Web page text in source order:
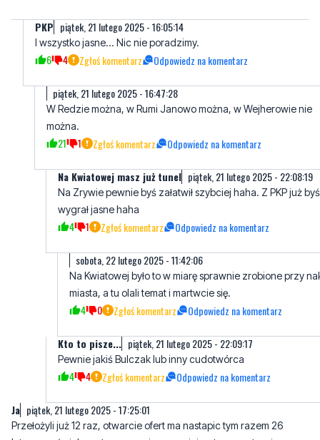
piątek, 21 lutego 2025 - 16:47:28
W Redzie można, w Rumi Janowo można, w Wejherowie nie
21 1 Zgłoś komentarz Odpowiedz na komentarz
Na Kwiatowej masz już tunel
Na Zrywie pewnie byś załatwił szybciej haha. Z PKP już byś
4 1 Zgłoś komentarz Odpowiedz na komentarz
sobota, 22 lutego 2025 - 11:42:06
Na Kwiatowej było to w miarę sprawnie zrobione przy
4 0 Zgłoś komentarz Odpowiedz na komentarz
Kto to pisze... piątek, 21 lutego 2025 - 22:09:17
Pewnie jakiś Bulczak lub inny cudotwórca
piątek, 21 lutego 2025 - 17:25:01
Przełożyli już 12 raz, otwarcie ofert ma nastapic tym razem 26
14 1 Zgłoś komentarz Odpowiedz na komentarz